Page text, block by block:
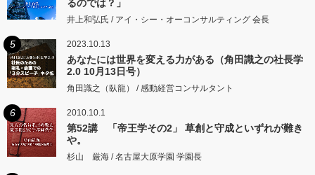
るのでは？」
井上和弘氏 / アイ・シー・オーコンサルティング 会長
5 2023.10.13
あなたには世界を変える力がある（角田識之の社長学
2.0 10月13日号）
角田識之（臥龍） / 感動経営コンサルタント
6 2010.10.1
第52講 「帝王学その2」 草創と守成といずれが難き
や。
杉山 厳海 / 名古屋大原学園 学園長